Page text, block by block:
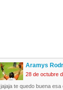
Aramys
28 de octubre
jajaja te quedo buena